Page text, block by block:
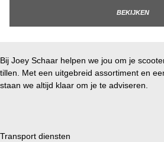
BEKIJKEN
Bij Joey Schaar helpen we jou om je
tillen. Met een uitgebreid assortiment en
staan we altijd klaar om je te adviseren.
Transport diensten